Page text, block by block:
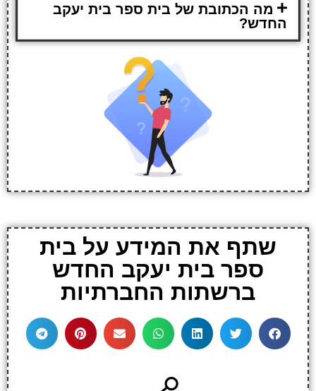
מה הכתובת של בית ספר בית יעקב
החדש?
שתף את המידע על בית
ספר בית יעקב החדש
ברשתות החברתיות